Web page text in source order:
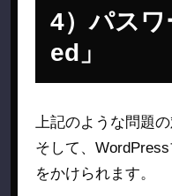
パス
ed」
上記のような問題
そして、WordPress
をかけられます。